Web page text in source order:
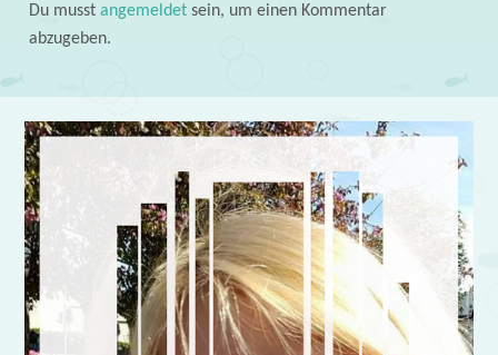
Du musst angemeldetsein, um einen Kommentar
abzugeben.